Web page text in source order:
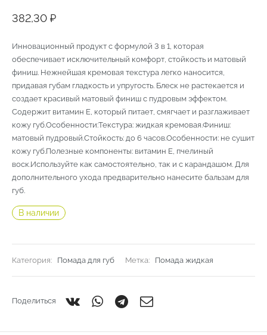
382,30 ₽
Инновационный продукт с формулой 3 в 1, которая
обеспечивает исключительный комфорт, стойкость и матовый
финиш. Нежнейшая кремовая текстура легко наносится,
придавая губам гладкость и упругость. Блеск не растекается и
создает красивый матовый финиш с пудровым эффектом.
Содержит витамин Е, который питает, смягчает и разглаживает
кожу губ.Особенности:Текстура: жидкая кремовая.Финиш:
матовый пудровый.Стойкость: до 6 часов.Особенности: не сушит
кожу губ.Полезные компоненты: витамин Е, пчелиный
воск.Используйте как самостоятельно, так и с карандашом. Для
дополнительного ухода предварительно нанесите бальзам для
губ.
В наличии
Категория: Помада для губ Метка: Помада жидкая
Поделиться